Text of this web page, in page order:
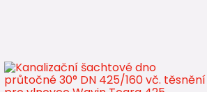
🔄Zpětné klapky do kanalizace